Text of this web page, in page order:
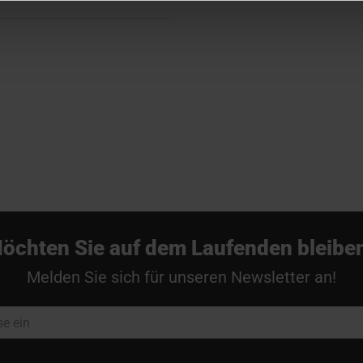
Sie auf dem Laufenden
Melden Sie sich für unseren Newsletter an!